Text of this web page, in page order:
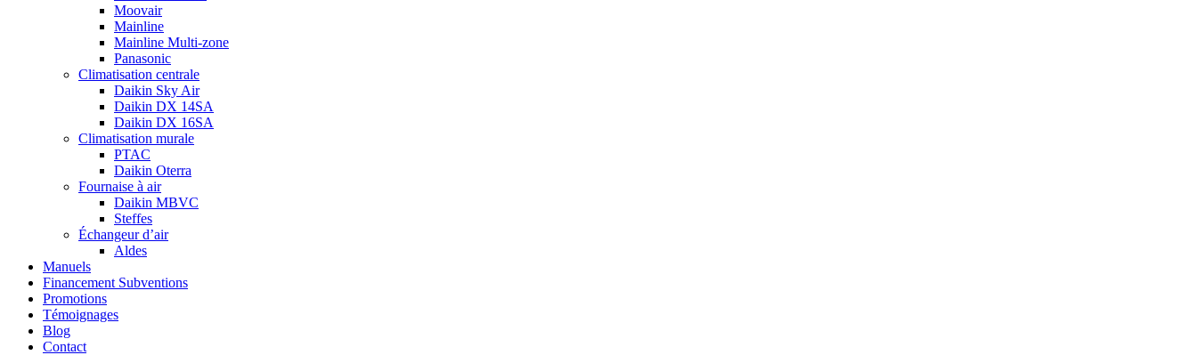
Moovair
Mainline
Mainline Multi-zone
Panasonic
Climatisation centrale
Daikin Sky Air
Daikin DX 14SA
Daikin DX 16SA
Climatisation murale
PTAC
Daikin Oterra
Fournaise à air
Daikin MBVC
Steffes
Échangeur d’air
Aldes
Manuels
Financement Subventions
Promotions
Témoignages
Blog
Contact